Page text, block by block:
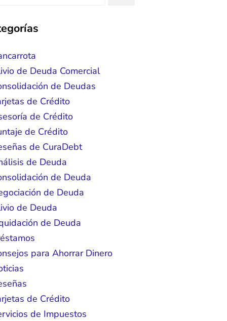
great resource material, and
me and my family. All of this was
possible because of J Miller, and I am
forever grateful.
de Deuda Comercial
de Deudas
de Crédito
de Crédito
de Crédito
de CuraDebt
de Deuda
de Deuda
de Deuda
de Deuda
de Deuda
para Ahorrar Dinero
de Crédito
de Impuestos